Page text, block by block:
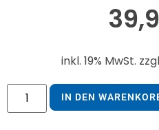
inkl. 19% MwSt.
IN DEN